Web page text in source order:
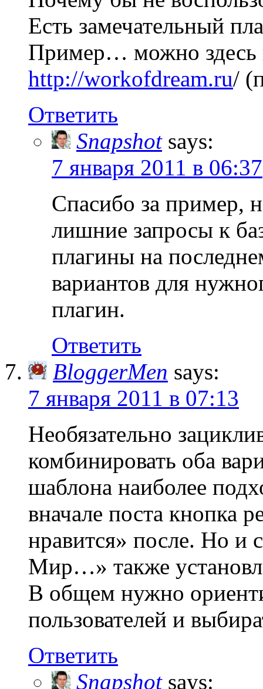
Есть замечательный
Пример… можно здесь
http://workofdream.ru/
Ответить
Snapshot says:
7 января 2011 в 06:37
Спасибо за пример,
лишние запросы к
плагины на
вариантов для
плагин.
Ответить
BloggerMen says:
7 января 2011 в 07:13
Необязательно
комбинировать оба
шаблона наиболее
вначале поста кнопка
нравится» после. Но и
Мир…» также
В общем нужно
пользователей и
Ответить
Snapshot says: